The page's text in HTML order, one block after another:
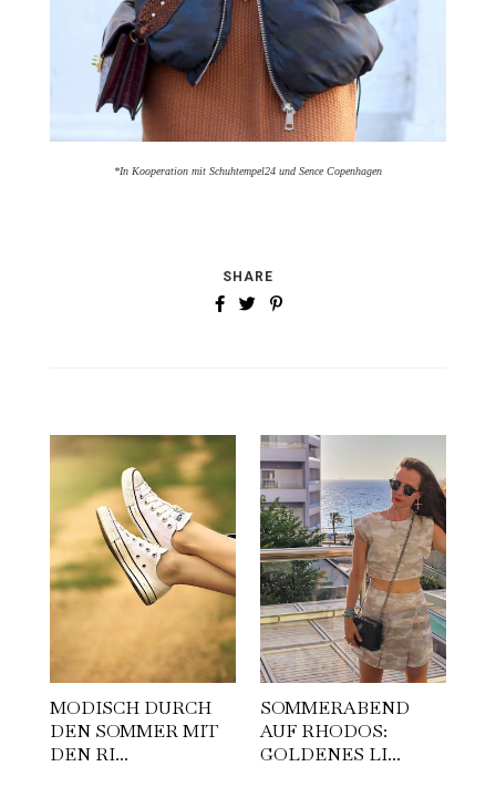
*In Kooperation mit Schuhtempel24 und Sence Copenhagen
SHARE
MODISCH DURCH
DEN SOMMER MIT
DEN RI...
SOMMERABEND
AUF RHODOS:
GOLDENES LI...